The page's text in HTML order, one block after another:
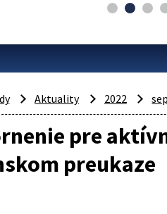
Aktuality 2022
pre
preukaze